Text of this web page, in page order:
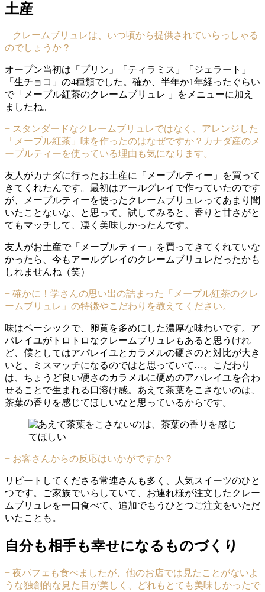
土産
− クレームブリュレは、いつ頃から提供されていらっしゃる
のでしょうか？
オープン当初は「プリン」「ティラミス」「ジェラート」
「生チョコ」の4種類でした。確か、半年か1年経ったぐらい
で「メープル紅茶のクレームブリュレ 」をメニューに加え
ましたね。
− スタンダードなクレームブリュレではなく、アレンジした
「メープル紅茶」味を作ったのはなぜですか？カナダ産のメ
ープルティーを使っている理由も気になります。
友人がカナダに行ったお土産に「メープルティー」を買って
きてくれたんです。最初はアールグレイで作っていたのです
が、メープルティーを使ったクレームブリュレってあまり聞
いたことないな、と思って。試してみると、香りと甘さがと
てもマッチして、凄く美味しかったんです。
友人がお土産で「メープルティー」を買ってきてくれていな
かったら、今もアールグレイのクレームブリュレだったかも
しれませんね（笑）
− 確かに！学さんの思い出の詰まった「メープル紅茶のクレ
ームブリュレ」の特徴やこだわりを教えてください。
味はベーシックで、卵黄を多めにした濃厚な味わいです。ア
パレイユがトロトロなクレームブリュレもあると思うけれ
ど、僕としてはアパレイユとカラメルの硬さのと対比が大き
いと、ミスマッチになるのではと思っていて…。こだわり
は、ちょうど良い硬さのカラメルに硬めのアパレイユを合わ
せることで生まれる口溶け感。あえて茶葉をこさないのは、
茶葉の香りを感じてほしいなと思っているからです。
− お客さんからの反応はいかがですか？
リピートしてくださる常連さんも多く、人気スイーツのひと
つです。ご家族でいらしていて、お連れ様が注文したクレー
ムブリュレを一口食べて、追加でもうひとつご注文をいただ
いたことも。
自分も相手も幸せになるものづくり
− 夜パフェも食べましたが、他のお店では見たことがないよ
うな独創的な見た目が美しく、どれもとても美味しかったで